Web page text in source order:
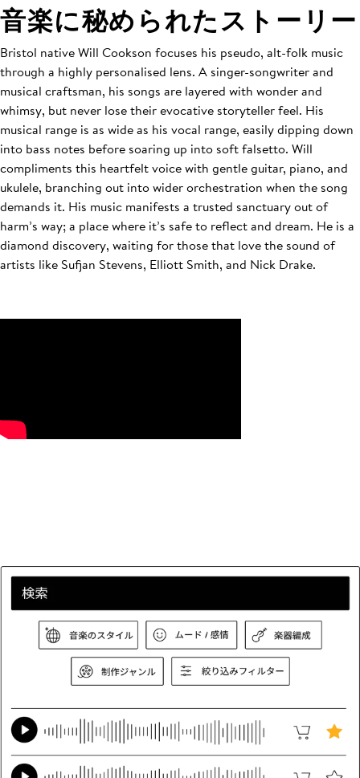
音楽に秘められたストーリー
Bristol native Will Cookson focuses his pseudo, alt-folk music
through a highly personalised lens. A singer-songwriter and
musical craftsman, his songs are layered with wonder and
whimsy, but never lose their evocative storyteller feel. His
musical range is as wide as his vocal range, easily dipping down
into bass notes before soaring up into soft falsetto. Will
compliments this heartfelt voice with gentle guitar, piano, and
ukulele, branching out into wider orchestration when the song
demands it. His music manifests a trusted sanctuary out of
harm’s way; a place where it’s safe to reflect and dream. He is a
diamond discovery, waiting for those that love the sound of
artists like Sufjan Stevens, Elliott Smith, and Nick Drake.